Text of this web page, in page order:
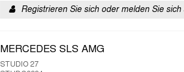
Registrieren Sie sich oder melden Sie
MERCEDES SLS AMG
STUDIO 27